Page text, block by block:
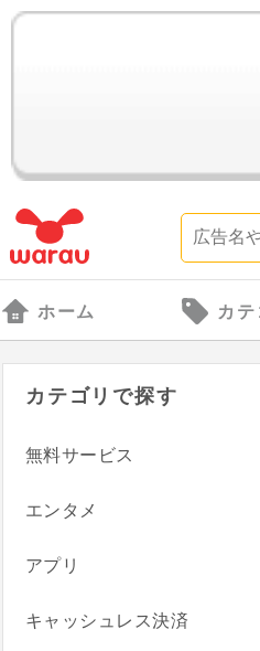
ホーム カテ
カテゴリで探す
無料サービス
エンタメ
アプリ
キャッシュレス決済